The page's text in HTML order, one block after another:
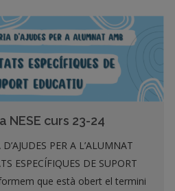
NESE curs 23-24
PER A L’ALUMNAT
ESPECÍFIQUES DE SUPORT
que està obert el termini